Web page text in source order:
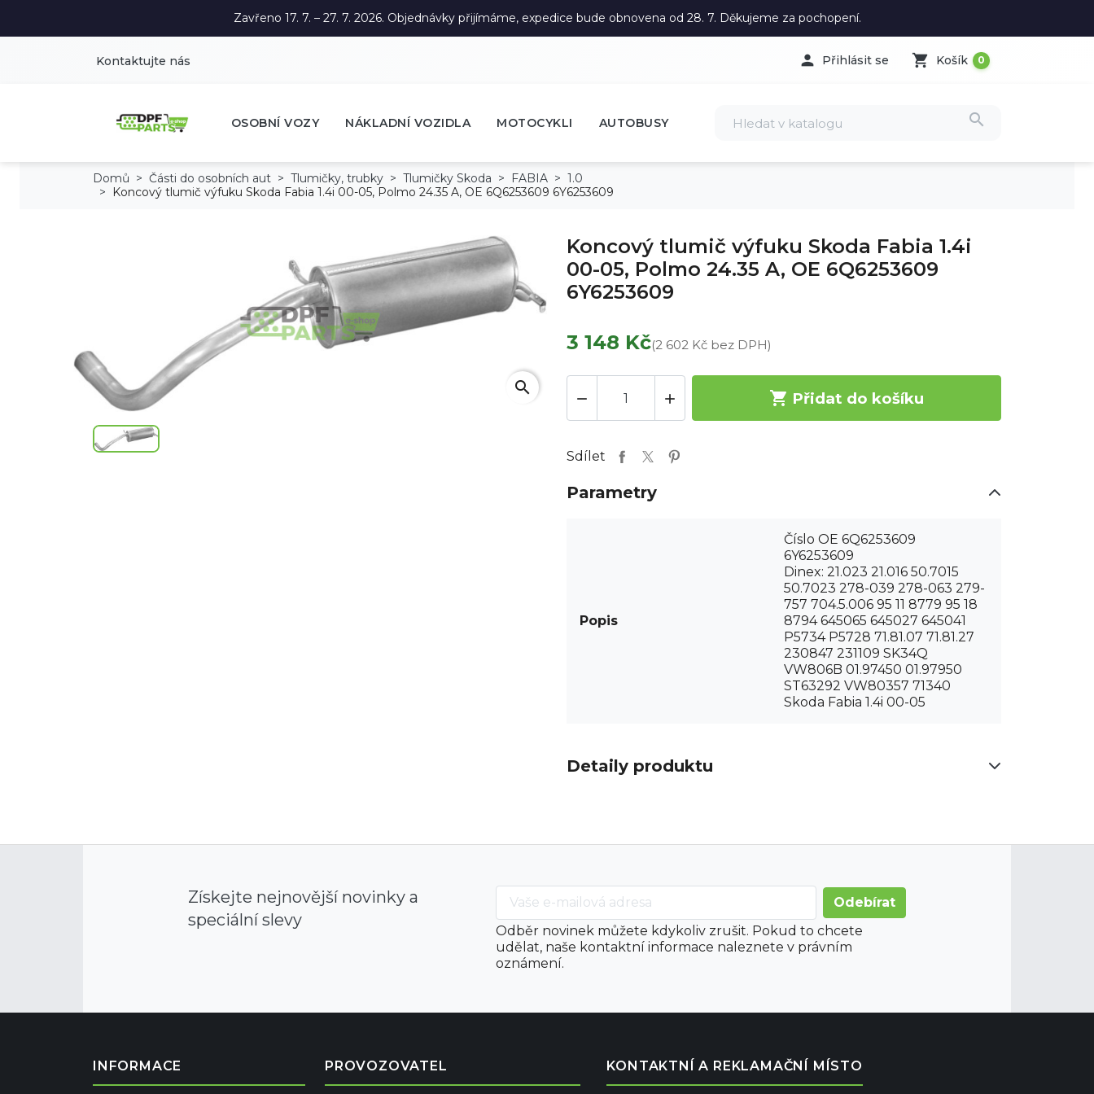
Zavřeno 17. 7. – 27. 7. 2026. Objednávky přijímáme, expedice bude obnovena od 28. 7. Děkujeme za pochopení.
Kontaktujte nás  Přihlásit se shopping_cart Košík 0
OSOBNÍ VOZY NÁKLADNÍ VOZIDLA MOTOCYKLI AUTOBUSY search
Domů Části do osobních aut Tlumičky, trubky Tlumičky Skoda FABIA
1.0
Koncový tlumič výfuku Skoda Fabia 1.4i 00-05, Polmo 24.35 A, OE 6Q6253609 6Y6253609
search
Koncový tlumič výfuku Skoda Fabia 1.4i
00-05, Polmo 24.35 A, OE 6Q6253609
6Y6253609
3 148 Kč(2 602 Kč bez DPH)
   Přidat do košíku
Sdílet
Parametry
Popis
Číslo OE 6Q6253609
6Y6253609
Dinex: 21.023 21.016 50.7015
50.7023 278-039 278-063 279-
757 704.5.006 95 11 8779 95 18
8794 645065 645027 645041
P5734 P5728 71.81.07 71.81.27
230847 231109 SK34Q
VW806B 01.97450 01.97950
ST63292 VW80357 71340
Skoda Fabia 1.4i 00-05
Detaily produktu
Získejte nejnovější novinky a
speciální slevy
Odběr novinek můžete kdykoliv zrušit. Pokud to chcete
udělat, naše kontaktní informace naleznete v právním
oznámení.
INFORMACE PROVOZOVATEL KONTAKTNÍ A REKLAMAČNÍ MÍSTO